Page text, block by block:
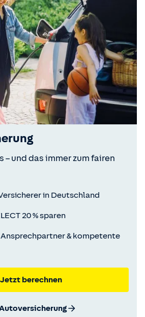
– und das immer zum fairen
in Deutschland
20 % sparen
& kompetente
Jetzt berechnen